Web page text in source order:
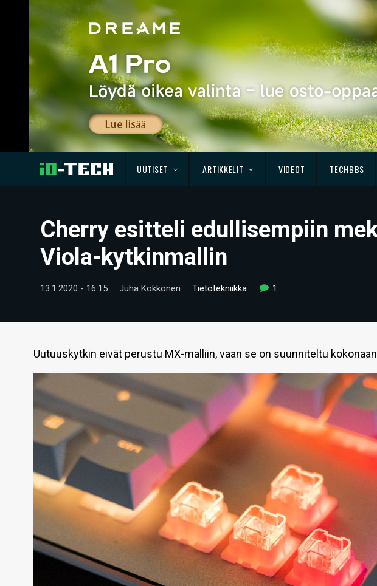
UUTISET ARTIKKELIT VIDEOT TECHBBS
Cherry esitteli edullisempiin
Viola-kytkinmallin
13.1.2020 - 16:15 Juha Kokkonen Tietotekniikka 1
Uutuuskytkin eivät perustu MX-malliin, vaan se on suunniteltu